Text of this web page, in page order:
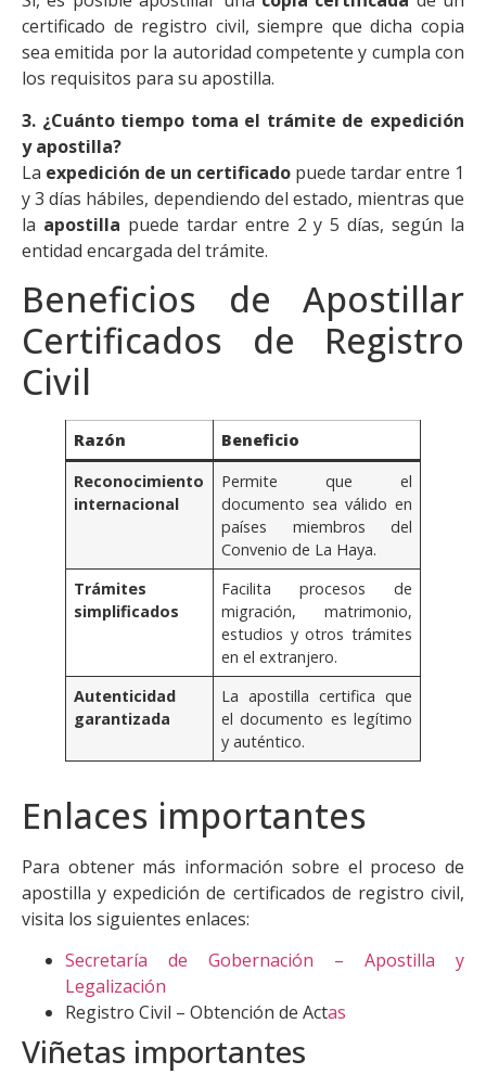
certificado de registro civil, siempre que dicha copia
sea emitida por la autoridad competente y cumpla con
los requisitos para su apostilla.
3. ¿Cuánto tiempo toma el trámite de expedición
y apostilla?
La expedición de un certificado puede tardar entre 1
y 3 días hábiles, dependiendo del estado, mientras que
la apostilla puede tardar entre 2 y 5 días, según la
entidad encargada del trámite.
Beneficios de Apostillar
Certificados de Registro
Civil
Razón
Beneficio
Reconocimiento
internacional
Permite que el
documento sea válido en
países miembros del
Convenio de La Haya.
Trámites
simplificados
Facilita procesos de
migración, matrimonio,
estudios y otros trámites
en el extranjero.
Autenticidad
garantizada
La apostilla certifica que
el documento es legítimo
y auténtico.
Enlaces importantes
Para obtener más información sobre el proceso de
apostilla y expedición de certificados de registro civil,
visita los siguientes enlaces:
Secretaría de Gobernación – Apostilla y
Legalización
Registro Civil – Obtención de Actas
Viñetas importantes